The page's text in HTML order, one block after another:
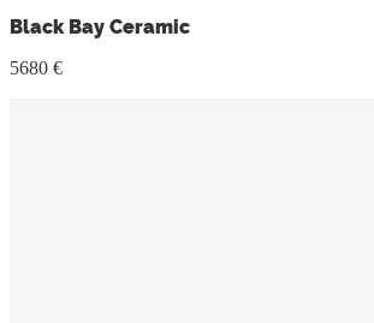
Black Bay Ceramic
5680 €